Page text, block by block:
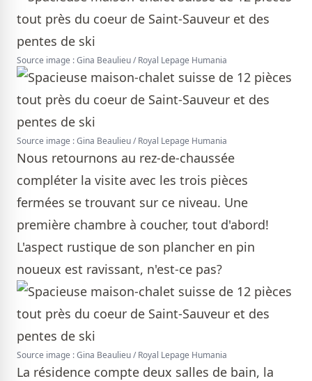
Source image : Gina Beaulieu / Royal Lepage Humania
Source image : Gina Beaulieu / Royal Lepage Humania
Nous retournons au rez-de-chaussée
compléter la visite avec les trois pièces
fermées se trouvant sur ce niveau. Une
première chambre à coucher, tout d'abord!
L'aspect rustique de son plancher en pin
noueux est ravissant, n'est-ce pas?
Source image : Gina Beaulieu / Royal Lepage Humania
La résidence compte deux salles de bain, la